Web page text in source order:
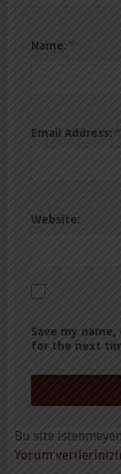
Name: *
Email Address: *
Website:
Save my
for the next
Bu site
Yorum